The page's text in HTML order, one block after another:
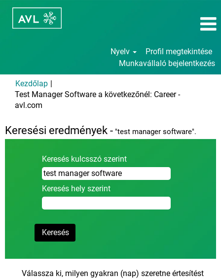
Nyelv
Profil megtekintése
Munkavállaló bejelentkezés
Kezdőlap |
Test Manager Software a következőnél: Career -
avl.com
Keresési eredmények - "test manager software".
Keresés kulcsszó szerint
Keresés hely szerint
Válassza ki, milyen gyakran (nap) szeretne értesítést